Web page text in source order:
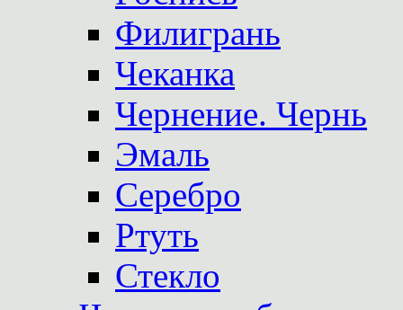
Филигрань
Чеканка
Чернение. Чернь
Эмаль
Серебро
Ртуть
Стекло